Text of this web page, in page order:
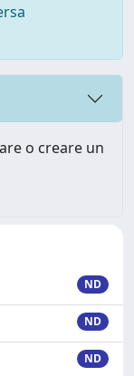
o creare un
ND
ND
ND